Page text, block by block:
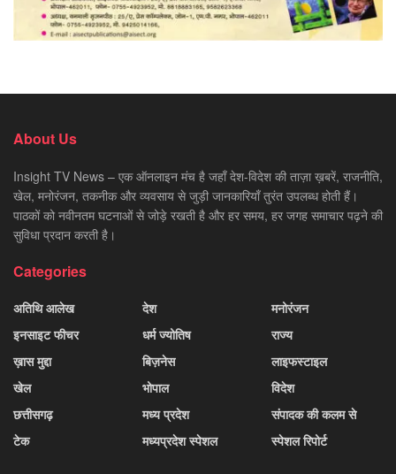
About Us
Insight TV News – एक ऑनलाइन मंच है जहाँ देश-विदेश की ताज़ा ख़बरें, राजनीति,
खेल, मनोरंजन, तकनीक और व्यवसाय से जुड़ी जानकारियाँ तुरंत उपलब्ध होती हैं।
पाठकों को नवीनतम घटनाओं से जोड़े रखती है और हर समय, हर जगह समाचार पढ़ने की
सुविधा प्रदान करती है।
Categories
अतिथि आलेख
इनसाइट फीचर
ख़ास मुद्दा
खेल
छत्तीसगढ़
टेक
देश
धर्म ज्योतिष
बिज़नेस
भोपाल
मध्य प्रदेश
मध्यप्रदेश स्पेशल
मनोरंजन
राज्य
लाइफस्टाइल
विदेश
संपादक की कलम से
स्पेशल रिपोर्ट